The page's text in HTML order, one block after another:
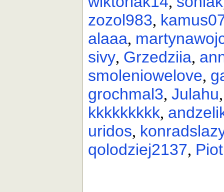
zozol983,
alaaa,
sivy, Grzedziia,
smoleniowelove,
grochmal3, Julahu
kkkkkkkkk,
uridos,
qolodziej2137,